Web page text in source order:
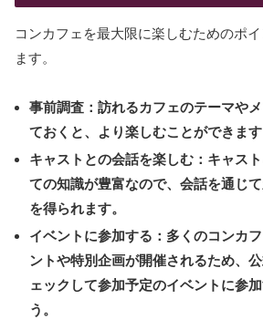
コンカフェを最大限に楽しむためのポ
ます。
事前調査： 訪れるカフェのテーマや
ておくと、より楽しむことができます
キャストとの会話を楽しむ： キャス
ての知識が豊富なので、会話を通じ
を得られます。
イベントに参加する： 多くのコンカ
ントや特別企画が開催されるため、
ェックして参加予定のイベントに参
う。